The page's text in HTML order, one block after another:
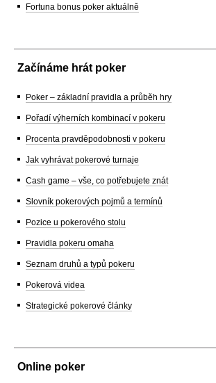
Fortuna bonus poker aktuálně
Začínáme hrát poker
Poker – základní pravidla a průběh hry
Pořadí výherních kombinací v pokeru
Procenta pravděpodobnosti v pokeru
Jak vyhrávat pokerové turnaje
Cash game – vše, co potřebujete znát
Slovník pokerových pojmů a termínů
Pozice u pokerového stolu
Pravidla pokeru omaha
Seznam druhů a typů pokeru
Pokerová videa
Strategické pokerové články
Online poker